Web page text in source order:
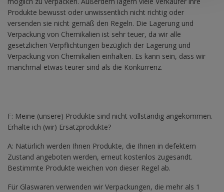
Produkte bewusst oder unwissentlich nicht richtig oder
versenden sie nicht gemäß den Regeln. Die Lagerung und
Verpackung von Chemikalien ist sehr teuer, da wir alle
gesetzlichen Verpflichtungen bezüglich der Lagerung und
Verpackung von Chemikalien einhalten. Es kann sein, dass wir
manchmal etwas teurer sind als die Konkurrenz.
F: Meine (unsere) Produkte sind nicht vollständig angekommen.
Erhalte ich (wir) Ersatzprodukte?
A: Natürlich werden Ihnen Produkte, die Ihnen in defektem
Zustand angeboten werden, erneut kostenlos zugesandt.
Bestimmte Produkte weichen von dieser Regel ab.
Für Glaswaren verwenden wir Verpackungen, die mehr als 1